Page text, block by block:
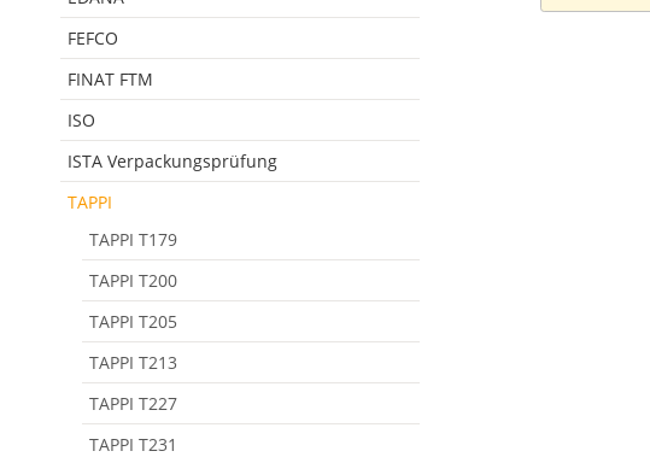
FEFCO
FINAT FTM
ISO
ISTA Verpackungsprüfung
TAPPI
TAPPI T179
TAPPI T200
TAPPI T205
TAPPI T213
TAPPI T227
TAPPI T231